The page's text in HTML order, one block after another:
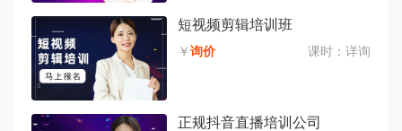
短视频剪辑培训班
￥询价 课时： 详询
正规抖音直播培训公司